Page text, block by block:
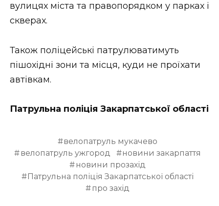
ЗАКАРПАТСЬКІ НОВИНИ
НОВИНИ ЗАХІДНОЇ УКРАЇНИ
вулицях міста та правопорядком у парках і
сквeрах.
Також поліцейські патрулюватимуть
пішохідні зони та місця, куди не проїхати
автівкам.
Патрульна поліція Закарпатської області
велопатруль мукачево
велопатруль ужгород
новини закарпаття
новини прозахід
Патрульна поліція Закарпатської області
про захід